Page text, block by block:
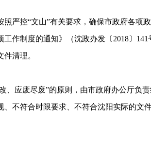
控“文山”有关要求，确保市政府各项
作制度的通知》（沈政办发〔2018〕
清理。
应废尽废”的原则，由市政府办公厅负
不符合时限要求、不符合沈阳实际的文